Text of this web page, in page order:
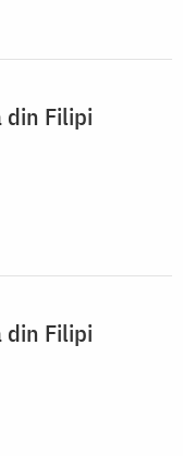
din Filipi
din Filipi